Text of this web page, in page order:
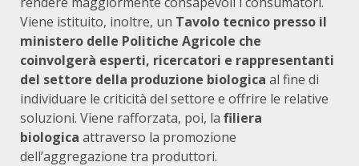
Viene istituito, inoltre, un Tavolo tecnico presso il
ministero delle Politiche Agricole che
coinvolgerà esperti, ricercatori e rappresentanti
del settore della produzione biologica al fine di
individuare le criticità del settore e offrire le relative
soluzioni. Viene rafforzata, poi, la filiera
biologica attraverso la promozione
dell’aggregazione tra produttori.